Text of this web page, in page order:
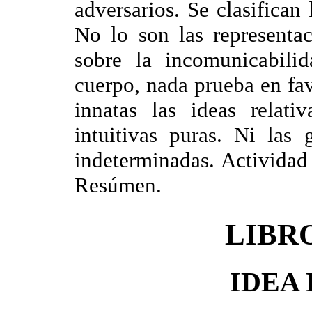
adversarios. Se
No lo son las
sobre la
cuerpo, nada prueba en
innatas las ideas
intuitivas puras. Ni las
indeterminadas.
Resúmen.
IDEA